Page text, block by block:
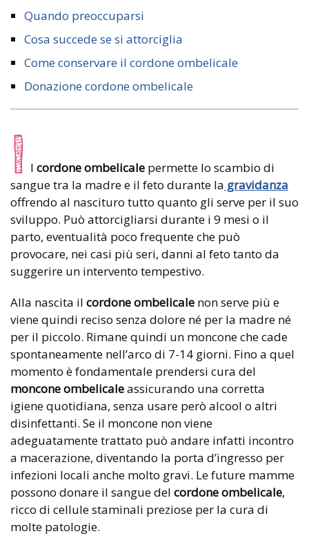
Quando preoccuparsi
Cosa succede se si attorciglia
Come conservare il cordone ombelicale
Donazione cordone ombelicale
I l cordone ombelicale permette lo scambio di
sangue tra la madre e il feto durante la gravidanza
offrendo al nascituro tutto quanto gli serve per il suo
sviluppo. Può attorcigliarsi durante i 9 mesi o il
parto, eventualità poco frequente che può
provocare, nei casi più seri, danni al feto tanto da
suggerire un intervento tempestivo.
Alla nascita il cordone ombelicale non serve più e
viene quindi reciso senza dolore né per la madre né
per il piccolo. Rimane quindi un moncone che cade
spontaneamente nell’arco di 7-14 giorni. Fino a quel
momento è fondamentale prendersi cura del
moncone ombelicaleassicurando una corretta
igiene quotidiana, senza usare però alcool o altri
disinfettanti. Se il moncone non viene
adeguatamente trattato può andare infatti incontro
a macerazione, diventando la porta d’ingresso per
infezioni locali anche molto gravi. Le future mamme
possono donare il sangue del cordone ombelicale,
ricco di cellule staminali preziose per la cura di
molte patologie.